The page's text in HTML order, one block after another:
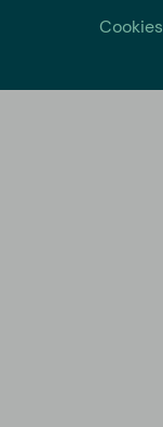
Cookies